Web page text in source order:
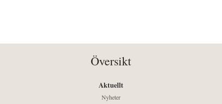
Översikt
Aktuellt
Nyheter